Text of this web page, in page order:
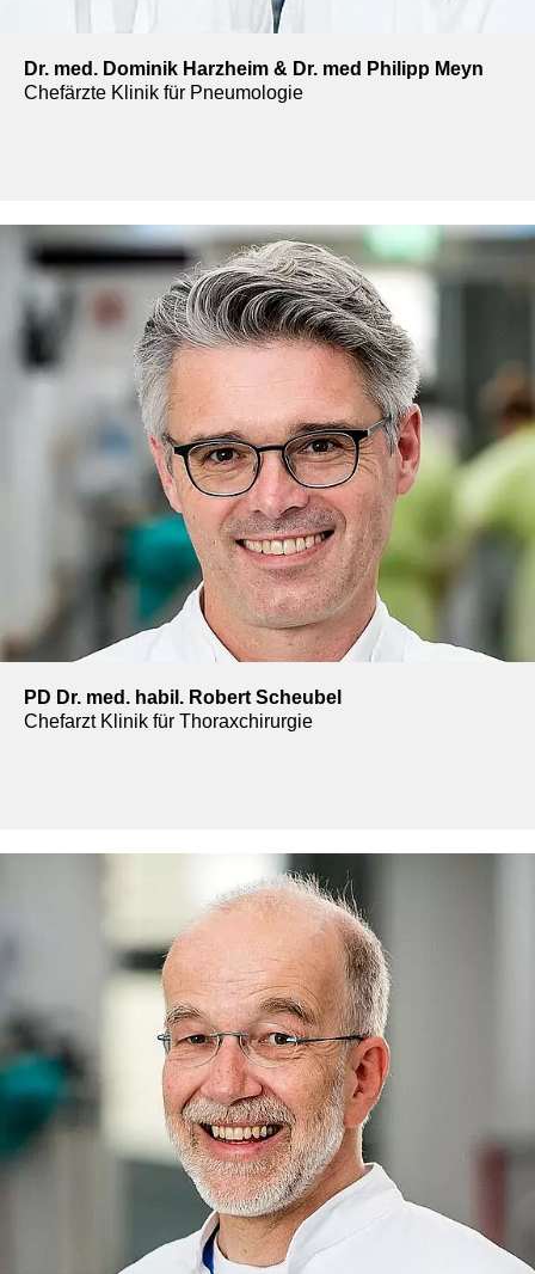
Dr. med. Dominik Harzheim & Dr. med Philipp Meyn
Chefärzte Klinik für Pneumologie
PD Dr. med. habil. Robert Scheubel
Chefarzt Klinik für Thoraxchirurgie